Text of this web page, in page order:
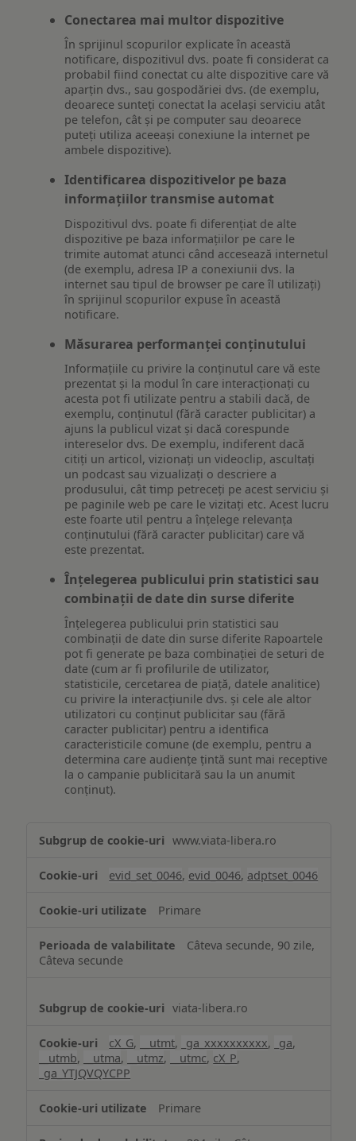
Conectarea mai multor dispozitive
În sprijinul scopurilor explicate în această
notificare, dispozitivul dvs. poate fi considerat ca
probabil fiind conectat cu alte dispozitive care vă
aparțin dvs., sau gospodăriei dvs. (de exemplu,
deoarece sunteți conectat la același serviciu atât
pe telefon, cât și pe computer sau deoarece
puteți utiliza aceeași conexiune la internet pe
ambele dispozitive).
Identificarea dispozitivelor pe baza
informațiilor transmise automat
Dispozitivul dvs. poate fi diferențiat de alte
dispozitive pe baza informațiilor pe care le
trimite automat atunci când accesează internetul
(de exemplu, adresa IP a conexiunii dvs. la
internet sau tipul de browser pe care îl utilizați)
în sprijinul scopurilor expuse în această
notificare.
Măsurarea performanței conținutului
Informațiile cu privire la conținutul care vă este
prezentat și la modul în care interacționați cu
acesta pot fi utilizate pentru a stabili dacă, de
exemplu, conținutul (fără caracter publicitar) a
ajuns la publicul vizat și dacă corespunde
intereselor dvs. De exemplu, indiferent dacă
citiți un articol, vizionați un videoclip, ascultați
un podcast sau vizualizați o descriere a
produsului, cât timp petreceți pe acest serviciu și
pe paginile web pe care le vizitați etc. Acest lucru
este foarte util pentru a înțelege relevanța
conținutului (fără caracter publicitar) care vă
este prezentat.
Înțelegerea publicului prin statistici sau
combinații de date din surse diferite
Înțelegerea publicului prin statistici sau
combinații de date din surse diferite Rapoartele
pot fi generate pe baza combinației de seturi de
date (cum ar fi profilurile de utilizator,
statisticile, cercetarea de piață, datele analitice)
cu privire la interacțiunile dvs. și cele ale altor
utilizatori cu conținut publicitar sau (fără
caracter publicitar) pentru a identifica
caracteristicile comune (de exemplu, pentru a
determina care audiențe țintă sunt mai receptive
la o campanie publicitară sau la un anumit
conținut).
www.viata-libera.ro
evid_set_0046, evid_0046, adptset_0046
Primare
Câteva secunde, 90 zile,
Câteva secunde
viata-libera.ro
cX_G, __utmt, _ga_xxxxxxxxxx, _ga,
__utmb, __utma, __utmz, __utmc, cX_P,
_ga_YTJQVQYCPP
Primare